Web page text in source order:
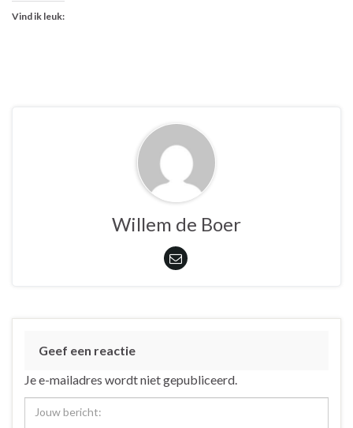
Vind ik leuk:
Willem de Boer
Geef een reactie
Je e-mailadres wordt niet gepubliceerd.